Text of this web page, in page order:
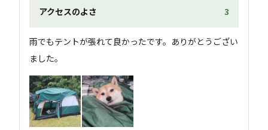
アクセスのよさ
3
雨でもテントが張れて良かったです。ありがとうござい
ました。